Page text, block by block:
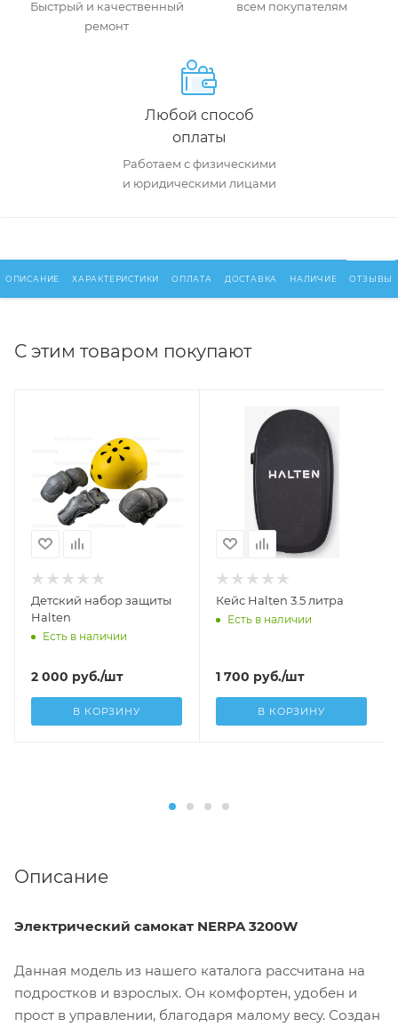
Быстрый и качественный
ремонт
всем покупателям
Любой способ
оплаты
Работаем с физическими
и юридическими лицами
ОПИСАНИЕ ХАРАКТЕРИСТИКИ ОПЛАТА ДОСТАВКА НАЛИЧИЕ ОТЗЫВЫ
С этим товаром покупают
Детский набор защиты
Halten
Есть в наличии
2 000 руб./шт
В КОРЗИНУ
Кейс Halten 3.5 литра
Есть в наличии
1 700 руб./шт
В КОРЗИНУ
Описание
Электрический самокат NERPA 3200W
Данная модель из нашего каталога рассчитана на
подростков и взрослых. Он комфортен, удобен и
прост в управлении, благодаря малому весу. Создан